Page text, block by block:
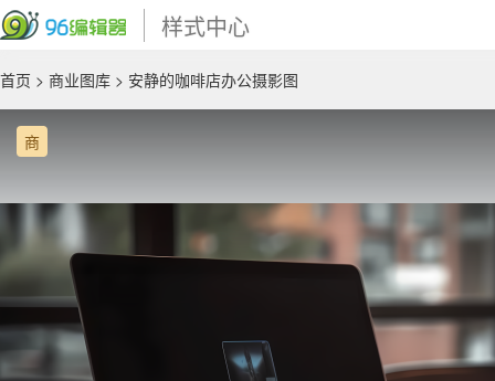
样式中心
首页 > 商业图库 > 安静的咖啡店办公摄影图
商